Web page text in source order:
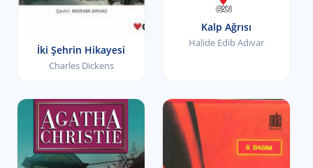
İki Şehrin Hikayesi
Charles Dickens
Kalp Ağrısı
Halide Edib Adıvar